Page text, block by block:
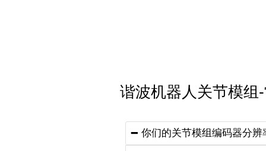
谐波机器人关节模组
 你们的关节模组编码器分辨